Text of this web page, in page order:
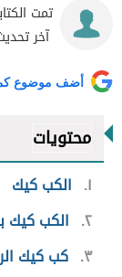
تمت
آخر
أضف موضوع
محتويات
١
الكب كيك
٢ الكب كيك
٣ كب كيك